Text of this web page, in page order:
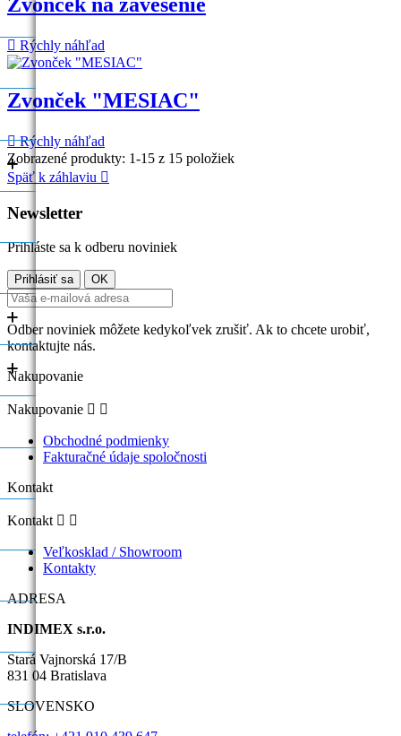
+
+
+
+
+
+
 Rýchly náhľad
Zvonček "MESIAC"
Rýchly náhľad
Zobrazené produkty: 1-15 z 15 položiek
Späť k záhlaviu 
Newsletter
Prihláste sa k odberu noviniek
Odber noviniek môžete kedykoľvek zrušiť. Ak to chcete urobiť,
kontaktujte nás.
Nakupovanie
Nakupovanie  
Obchodné podmienky
Fakturačné údaje spoločnosti
Kontakt
Kontakt  
Veľkosklad / Showroom
Kontakty
ADRESA
INDIMEX s.r.o.
Stará Vajnorská 17/B
831 04 Bratislava
SLOVENSKO